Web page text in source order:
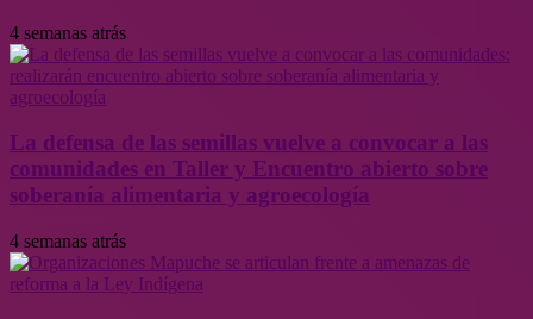
4 semanas atrás
La defensa de las semillas vuelve a convocar a las
comunidades en Taller y Encuentro abierto sobre
soberanía alimentaria y agroecología
4 semanas atrás